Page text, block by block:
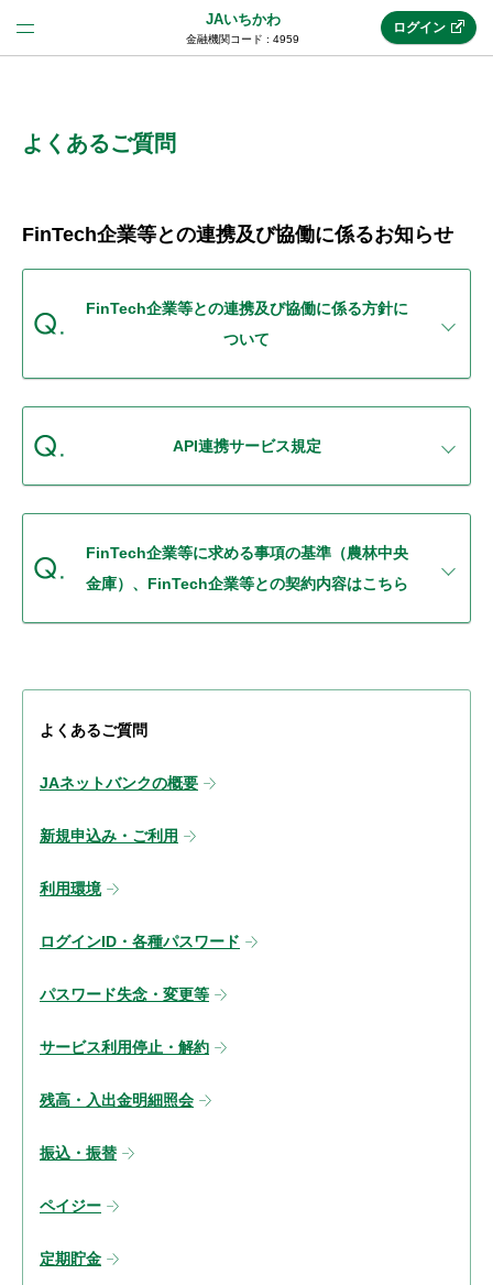
JAいちかわ
金融機関コード : 4959
(法人JAネットバンク)
JAネットバンクトップ
機能・サービス
セキュリティ
使い方
ログイン
よくあるご質問
FinTech企業等との連携及び協働に係るお知らせ
FinTech企業等との連携及び協働に係る方針に
ついて
API連携サービス規定
FinTech企業等に求める事項の基準（農林中央
金庫）、FinTech企業等との契約内容はこちら
よくあるご質問
JAネットバンクの概要
新規申込み・ご利用
利用環境
ログインID・各種パスワード
パスワード失念・変更等
サービス利用停止・解約
残高・入出金明細照会
振込・振替
ペイジー
定期貯金